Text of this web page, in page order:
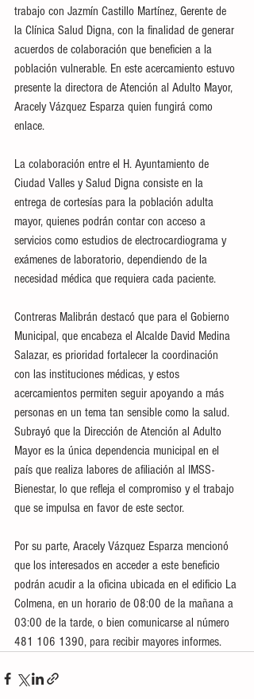
trabajo con Jazmín Castillo Martínez, Gerente de
la Clínica Salud Digna, con la finalidad de generar
acuerdos de colaboración que beneficien a la
población vulnerable. En este acercamiento estuvo
presente la directora de Atención al Adulto Mayor,
Aracely Vázquez Esparza quien fungirá como
enlace.
La colaboración entre el H. Ayuntamiento de
Ciudad Valles y Salud Digna consiste en la
entrega de cortesías para la población adulta
mayor, quienes podrán contar con acceso a
servicios como estudios de electrocardiograma y
exámenes de laboratorio, dependiendo de la
necesidad médica que requiera cada paciente.
Contreras Malibrán destacó que para el Gobierno
Municipal, que encabeza el Alcalde David Medina
Salazar, es prioridad fortalecer la coordinación
con las instituciones médicas, y estos
acercamientos permiten seguir apoyando a más
personas en un tema tan sensible como la salud.
Subrayó que la Dirección de Atención al Adulto
Mayor es la única dependencia municipal en el
país que realiza labores de afiliación al IMSS-
Bienestar, lo que refleja el compromiso y el trabajo
que se impulsa en favor de este sector.
Por su parte, Aracely Vázquez Esparza mencionó
que los interesados en acceder a este beneficio
podrán acudir a la oficina ubicada en el edificio La
Colmena, en un horario de 08:00 de la mañana a
03:00 de la tarde, o bien comunicarse al número
481 106 1390, para recibir mayores informes.